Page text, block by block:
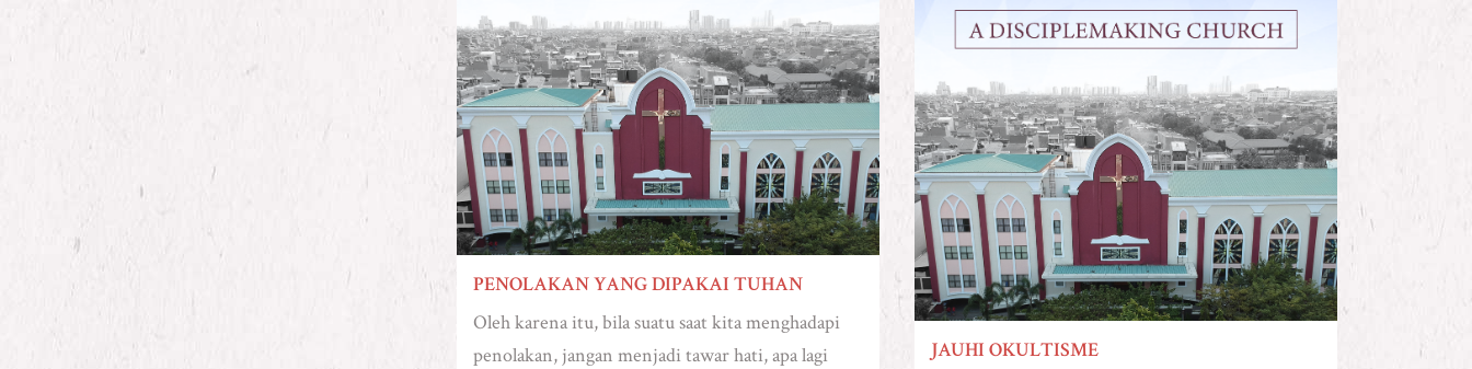
PENOLAKAN YANG DIPAKAI TUHAN
Oleh karena itu, bila suatu saat kita menghadapi
penolakan, jangan menjadi tawar hati, apa lagi
JAUHI OKULTISME